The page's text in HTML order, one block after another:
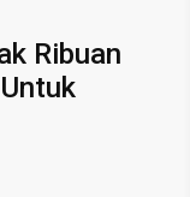
Ribuan